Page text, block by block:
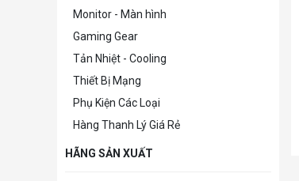
Monitor - Màn hình
Gaming Gear
Tản Nhiệt - Cooling
Thiết Bị Mạng
Phụ Kiện Các Loại
Hàng Thanh Lý Giá Rẻ
HÃNG SẢN XUẤT